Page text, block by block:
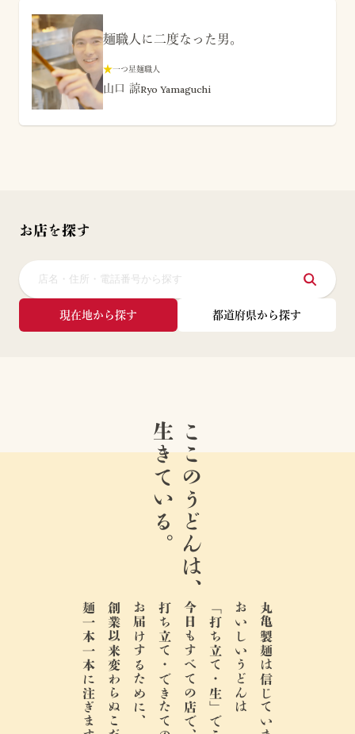
麺職人に二度なった男。
★一つ星麺職人
山口 諒Ryo Yamaguchi
お店を探す
現在地から探す 都道府県から探す
ここのうどんは、
生きている。
丸亀製麺は信じています。
おいしいうどんは
「打ち立て・生」でこそ。
今日もすべての店で、
お届けするために、
麺一本一本に注ぎます。